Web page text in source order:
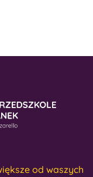
od waszych